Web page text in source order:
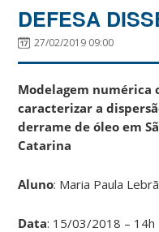
DEFESA
27/02/2019 09:00
Modelagem numérica
caracterizar a
derrame de óleo em
Catarina
Aluno: Maria Paula
Data: 15/03/2018 – 14h